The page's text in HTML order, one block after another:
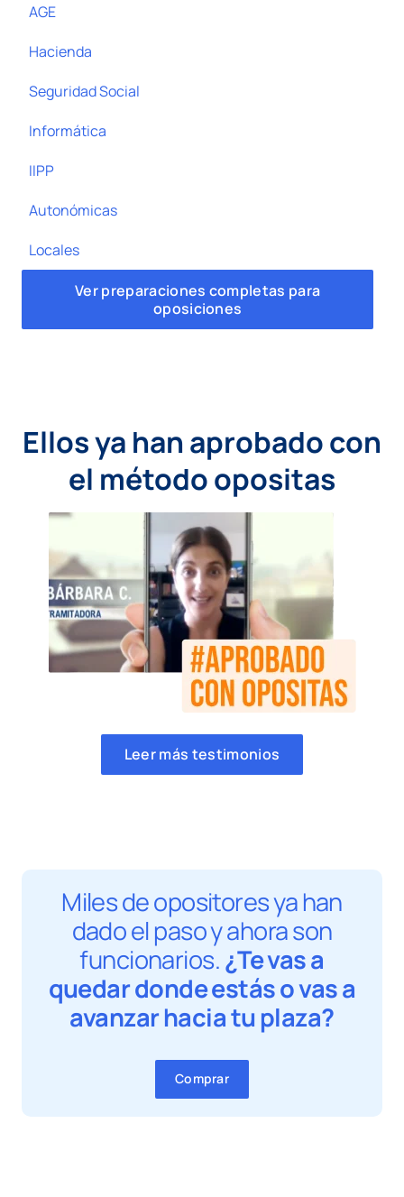
AGE
Hacienda
Seguridad Social
Informática
IIPP
Autonómicas
Locales
Ver preparaciones completas para
oposiciones
Ellos ya han aprobado con
el método opositas
Leer más testimonios
Miles de opositores ya han
dado el paso y ahora son
funcionarios.¿Te vas a
quedar donde estás o vas a
avanzar hacia tu plaza?
Comprar